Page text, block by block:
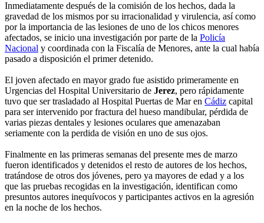
Inmediatamente después de la comisión de los hechos, dada la
gravedad de los mismos por su irracionalidad y virulencia, así como
por la importancia de las lesiones de uno de los chicos menores
afectados, se inicio una investigación por parte de la Policía
Nacional y coordinada con la Fiscalía de Menores, ante la cual había
pasado a disposición el primer detenido.
El joven afectado en mayor grado fue asistido primeramente en
Urgencias del Hospital Universitario de Jerez, pero rápidamente
tuvo que ser trasladado al Hospital Puertas de Mar en Cádiz capital
para ser intervenido por fractura del hueso mandibular, pérdida de
varias piezas dentales y lesiones oculares que amenazaban
seriamente con la perdida de visión en uno de sus ojos.
Finalmente en las primeras semanas del presente mes de marzo
fueron identificados y detenidos el resto de autores de los hechos,
tratándose de otros dos jóvenes, pero ya mayores de edad y a los
que las pruebas recogidas en la investigación, identifican como
presuntos autores inequívocos y participantes activos en la agresión
en la noche de los hechos.